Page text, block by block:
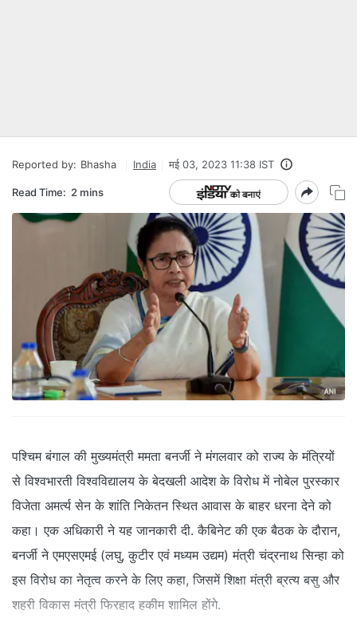
Reported by: Bhasha India मई 03, 2023 11:38 IST
Read Time: 2 mins
पश्चिम बंगाल की मुख्यमंत्री ममता बनर्जी ने मंगलवार को राज्य के मंत्रियों
से विश्वभारती विश्वविद्यालय के बेदखली आदेश के विरोध में नोबेल पुरस्कार
विजेता अमर्त्य सेन के शांति निकेतन स्थित आवास के बाहर धरना देने को
कहा। एक अधिकारी ने यह जानकारी दी. कैबिनेट की एक बैठक के दौरान,
बनर्जी ने एमएसएमई (लघु, कुटीर एवं मध्यम उद्यम) मंत्री चंद्रनाथ सिन्हा को
इस विरोध का नेतृत्व करने के लिए कहा, जिसमें शिक्षा मंत्री ब्रत्य बसु और
शहरी विकास मंत्री फिरहाद हकीम शामिल होंगे.